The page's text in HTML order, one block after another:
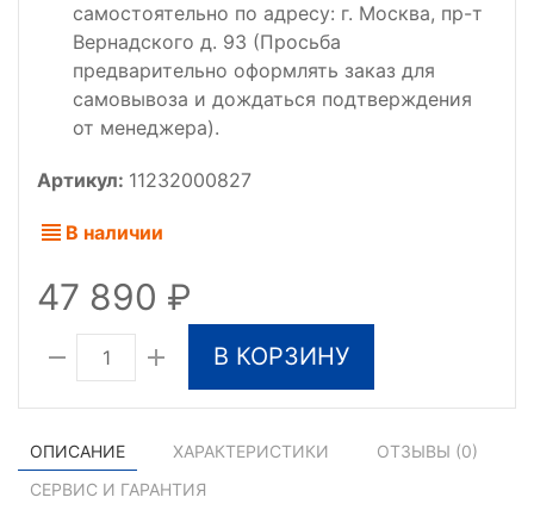
самостоятельно по адресу: г. Москва, пр-т
Вернадского д. 93 (Просьба
предварительно оформлять заказ для
самовывоза и дождаться подтверждения
от менеджера).
Артикул: 11232000827
В наличии
47 890
В КОРЗИНУ
ОПИСАНИЕ ХАРАКТЕРИСТИКИ ОТЗЫВЫ (0)
СЕРВИС И ГАРАНТИЯ